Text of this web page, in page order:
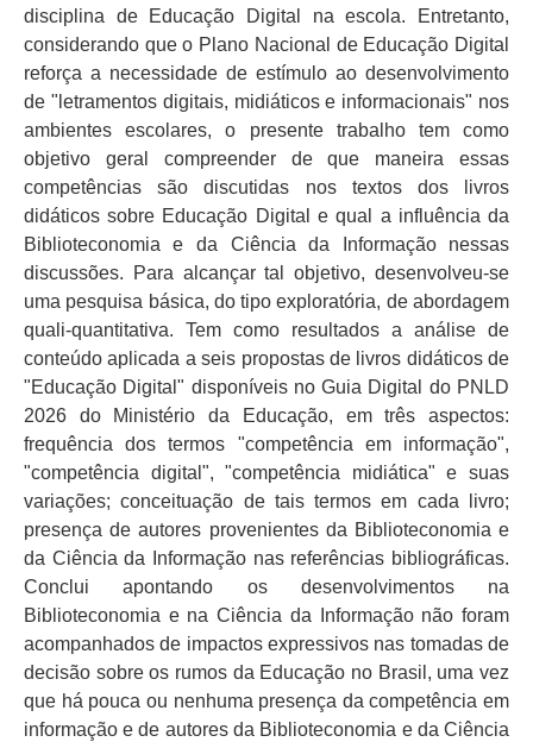
disciplina de Educação Digital na escola. Entretanto,
considerando que o Plano Nacional de Educação Digital
reforça a necessidade de estímulo ao desenvolvimento
de "letramentos digitais, midiáticos e informacionais" nos
ambientes escolares, o presente trabalho tem como
objetivo geral compreender de que maneira essas
competências são discutidas nos textos dos livros
didáticos sobre Educação Digital e qual a influência da
Biblioteconomia e da Ciência da Informação nessas
discussões. Para alcançar tal objetivo, desenvolveu-se
uma pesquisa básica, do tipo exploratória, de abordagem
quali-quantitativa. Tem como resultados a análise de
conteúdo aplicada a seis propostas de livros didáticos de
"Educação Digital" disponíveis no Guia Digital do PNLD
2026 do Ministério da Educação, em três aspectos:
frequência dos termos "competência em informação",
"competência digital", "competência midiática" e suas
variações; conceituação de tais termos em cada livro;
presença de autores provenientes da Biblioteconomia e
da Ciência da Informação nas referências bibliográficas.
Conclui apontando os desenvolvimentos na
Biblioteconomia e na Ciência da Informação não foram
acompanhados de impactos expressivos nas tomadas de
decisão sobre os rumos da Educação no Brasil, uma vez
que há pouca ou nenhuma presença da competência em
informação e de autores da Biblioteconomia e da Ciência